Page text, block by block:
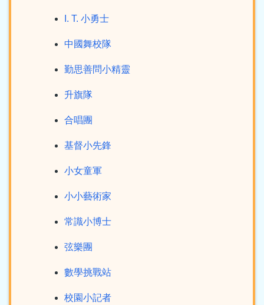
I. T. 小勇士
中國舞校隊
勤思善問小精靈
升旗隊
合唱團
基督小先鋒
小女童軍
小小藝術家
常識小博士
弦樂團
數學挑戰站
校園小記者